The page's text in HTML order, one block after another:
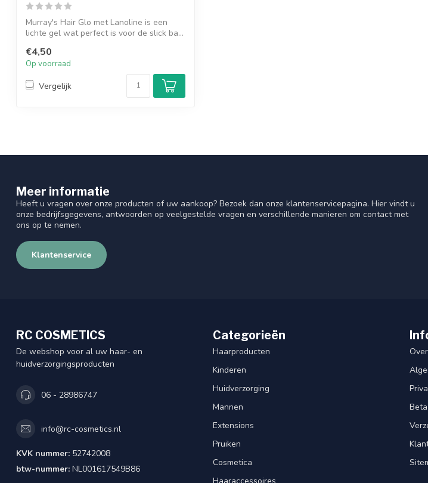
Murray's Hair Glo met Lanoline is een
lichte gel wat perfect is voor de slick ba...
€4,50
Op voorraad
Vergelijk
Meer informatie
Heeft u vragen over onze producten of uw aankoop? Bezoek dan onze klantenservicepagina. Hier vindt u
onze bedrijfsgegevens, antwoorden op veelgestelde vragen en verschillende manieren om contact met
ons op te nemen.
Klantenservice
RC COSMETICS
De webshop voor al uw haar- en
huidverzorgingsproducten
06 - 28986747
info@rc-cosmetics.nl
KVK nummer: 52742008
btw-nummer: NL001617549B86
Categorieën
Haarproducten
Kinderen
Huidverzorging
Mannen
Extensions
Pruiken
Cosmetica